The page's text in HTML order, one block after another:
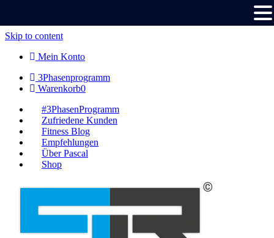
Skip to content
Mein Konto
3Phasenprogramm
Warenkorb0
#3PhasenProgramm
Zufriedene Kunden
Fitness Blog
Empfehlungen
Über Pascal
Shop